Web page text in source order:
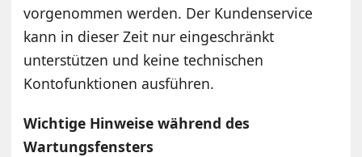
vorgenommen werden. Der Kundenservice
kann in dieser Zeit nur eingeschränkt
unterstützen und keine technischen
Kontofunktionen ausführen.
Wichtige Hinweise während des
Wartungsfensters